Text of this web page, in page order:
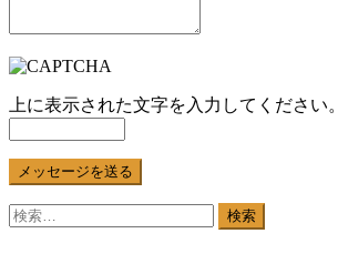
ョ
ン
上に表示された文字を入力してください。
検